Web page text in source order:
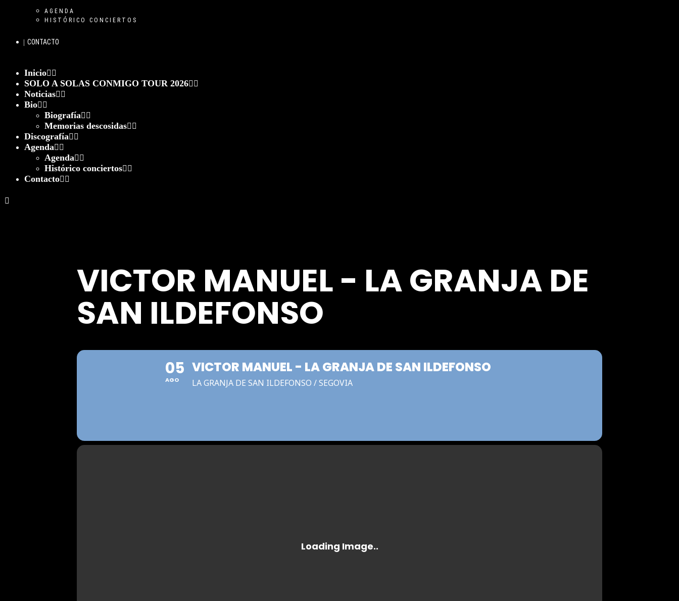
AGENDA
HISTÓRICO CONCIERTOS
CONTACTO
Inicio
SOLO A SOLAS CONMIGO TOUR 2026
Noticias
Bio
Biografía
Memorias descosidas
Discografía
Agenda
Agenda
Histórico conciertos
Contacto
VICTOR MANUEL - LA GRANJA DE
SAN ILDEFONSO
05
AGO
VICTOR MANUEL - LA GRANJA DE SAN ILDEFONSO
LA GRANJA DE SAN ILDEFONSO / SEGOVIA